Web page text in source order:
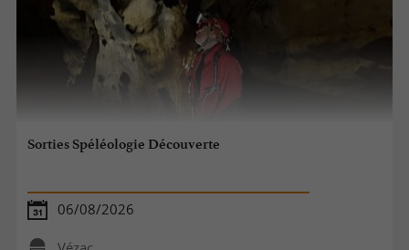
Sorties Spéléologie Découverte
06/08/2026